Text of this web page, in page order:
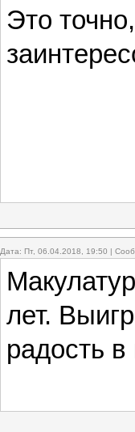
Это
Дата: Пт, 06.04.2018, 19:50 |
лет.
радость в